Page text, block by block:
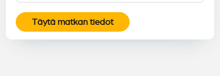
Täytä matkan tiedot